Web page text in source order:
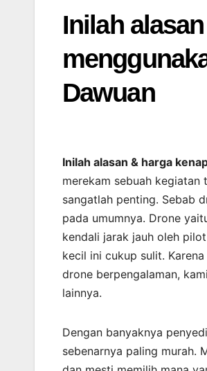
Inilah
Dawuan
Inilah alasan & harga
merekam sebuah kegiatan
sangatlah penting. Sebab
pada umumnya. Drone
kendali jarak jauh oleh
kecil ini cukup sulit.
drone berpengalaman,
lainnya.
Dengan banyaknya
sebenarnya paling murah.